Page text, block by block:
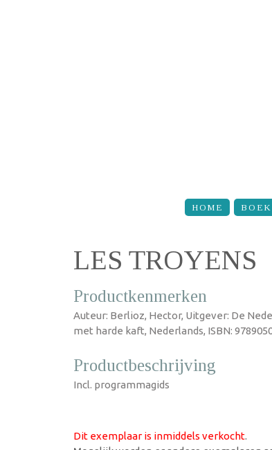
HOME
LES TROYENS
Productkenmerken
Auteur: Berlioz, Hector, Uitgever: De
met harde kaft, Nederlands, ISBN:
Productbeschrijving
Incl. programmagids
Dit exemplaar is inmiddels verkocht.